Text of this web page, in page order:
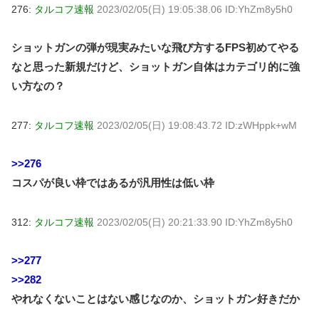
276: タルコフ速報 2023/02/05(日) 19:05:38.06 ID:YhZm8y5h0
ショットガンの弾が現実みたいな飛び方するFPS初めてやる
なと思った新規だけど、ショットガン自体はカテゴリ的に強
い方なの？
277: タルコフ速報 2023/02/05(日) 19:08:43.72 ID:zWHppk+wM
>>276
コスパが良い枠ではあるが汎用性は低い枠
312: タルコフ速報 2023/02/05(日) 20:21:33.90 ID:YhZm8y5h0
>>277
>>282
やれなくないことはない感じなのか、ショットガン好きだか